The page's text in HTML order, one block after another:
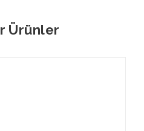
Ürünler